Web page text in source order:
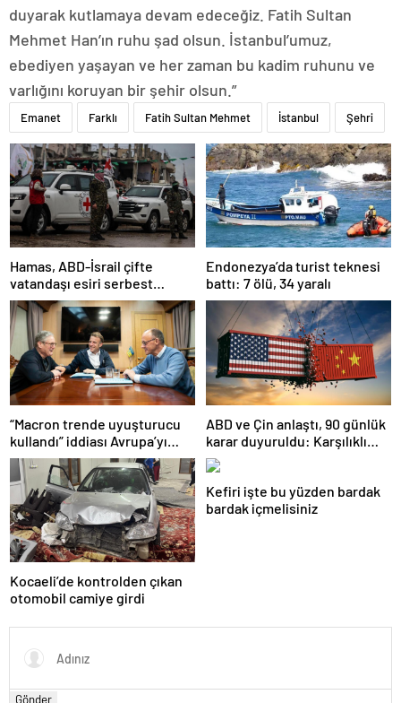
duyarak kutlamaya devam edeceğiz. Fatih Sultan
Mehmet Han’ın ruhu şad olsun. İstanbul’umuz,
ebediyen yaşayan ve her zaman bu kadim ruhunu ve
varlığını koruyan bir şehir olsun.”
Emanet Farklı Fatih Sultan Mehmet İstanbul Şehri
Hamas, ABD-İsrail çifte
vatandaşı esiri serbest
bırakacağını duyurdu
Endonezya’da turist teknesi
battı: 7 ölü, 34 yaralı
“Macron trende uyuşturucu
kullandı” iddiası Avrupa’yı
karıştırmıştı: Fransa’dan
“peçeteli” yalanlama geldi!
ABD ve Çin anlaştı, 90 günlük
karar duyuruldu: Karşılıklı
tarife indirimi geldi!
Kocaeli’de kontrolden çıkan
otomobil camiye girdi
Kefiri işte bu yüzden bardak
bardak içmelisiniz
Gönder